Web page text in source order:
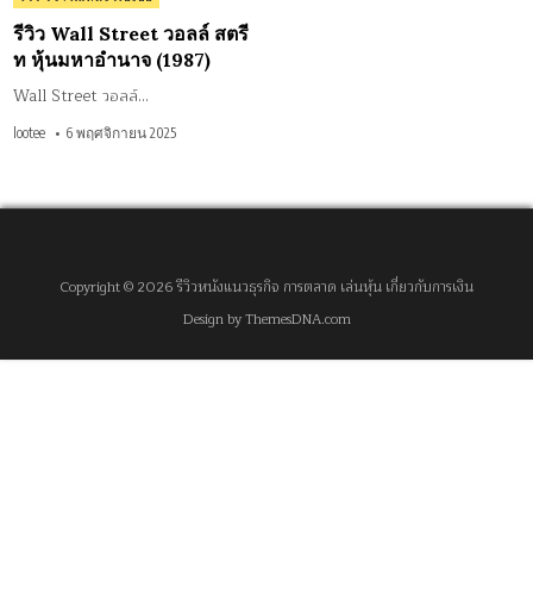
in
รีวิว Wall Street วอลล์ สตรี
ท หุ้นมหาอำนาจ (1987)
Wall Street วอลล์…
lootee 6 พฤศจิกายน 2025
Copyright © 2026 รีวิวหนังแนวธุรกิจ การตลาด เล่นหุ้น เกี่ยวกับการเงิน
Design by ThemesDNA.com